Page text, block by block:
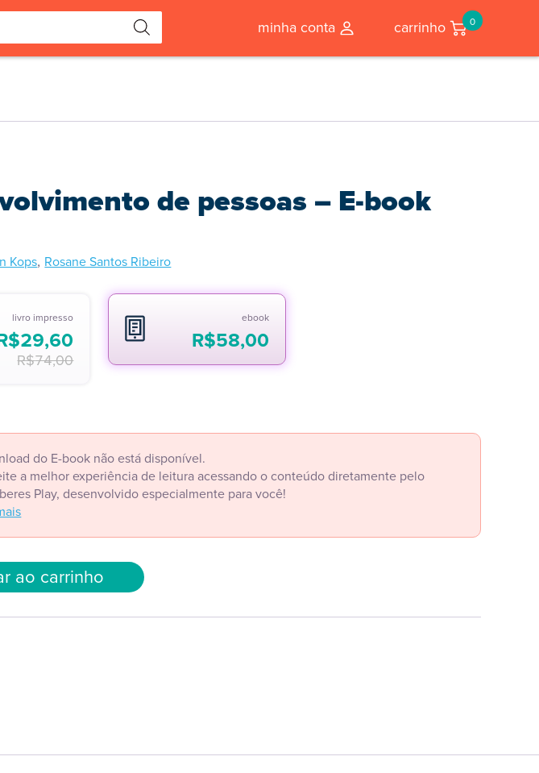
minha conta carrinho 0
de pessoas – E-book
Kops, Rosane Santos Ribeiro
livro impresso
R$74,00
29,60
ebook
R$58,00
do E-book não está disponível.
a melhor experiência de leitura acessando o conteúdo diretamente pelo
Play, desenvolvido especialmente para você!
ao carrinho